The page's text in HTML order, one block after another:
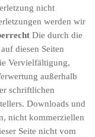
nicht
werden wir
Die durch die
diesen Seiten
Vervielfältigung,
außerhalb
schriftlichen
Downloads und
nicht kommerziellen
Seite nicht vom